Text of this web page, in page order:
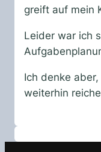
greift auf mein
Leider war ich
Ich denke
weiterhin